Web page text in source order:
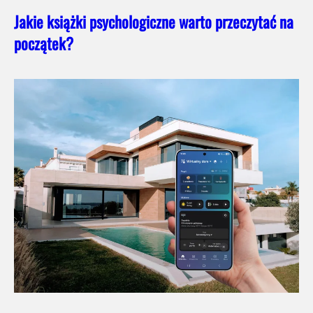
Jakie książki psychologiczne warto przeczytać na
początek?